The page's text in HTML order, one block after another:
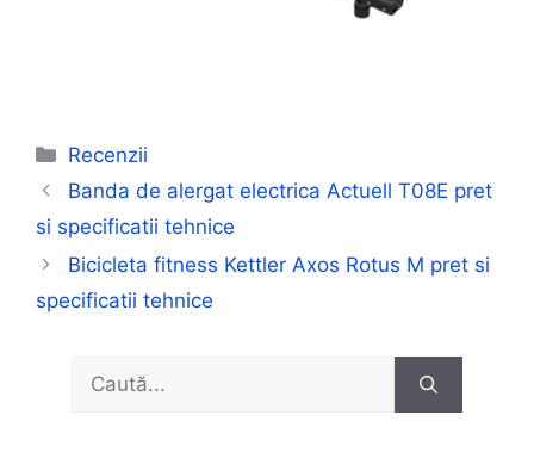
Categorii
Recenzii
Banda de alergat electrica Actuell T08E pret
si specificatii tehnice
Bicicleta fitness Kettler Axos Rotus M pret si
specificatii tehnice
Caută